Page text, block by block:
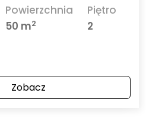
Powierzchnia
50 m2
Piętro
2
Zobacz